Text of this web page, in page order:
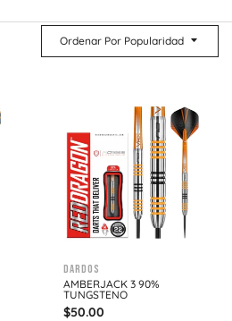
Ordenar Por Popularidad
Dardos
AMBERJACK 3 90%
TUNGSTENO
$50.00